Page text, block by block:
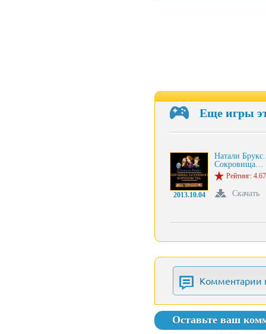
Еще игры
2013.10.04
Натали Брукс.
Сокровища…
Рейтинг:
Скачать
Комментарии
Оставьте ваш